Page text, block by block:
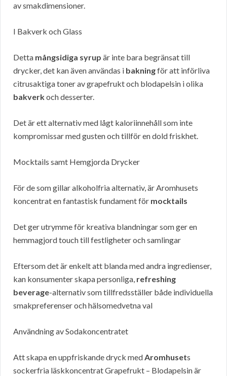
av smakdimensioner.
I Bakverk och Glass
Detta mångsidiga syrup är inte bara begränsat till
drycker, det kan även användas i bakningför att införliva
citrusaktiga toner av grapefrukt och blodapelsin i olika
bakverkoch desserter.
Det är ett alternativ med lågt kaloriinnehåll som inte
kompromissar med gusten och tillför en dold friskhet.
Mocktails samt Hemgjorda Drycker
För de som gillar alkoholfria alternativ, är Aromhusets
koncentrat en fantastisk fundament för mocktails
Det ger utrymme för kreativa blandningar som ger en
hemmagjord touch till festligheter och samlingar
Eftersom det är enkelt att blanda med andra ingredienser,
kan konsumenter skapa personliga, refreshing
beverage-alternativ som tillfredsställer både individuella
smakpreferenser och hälsomedvetna val
Användning av Sodakoncentratet
Att skapa en uppfriskande dryck medAromhusets
sockerfria läskkoncentrat Grapefrukt – Blodapelsin är